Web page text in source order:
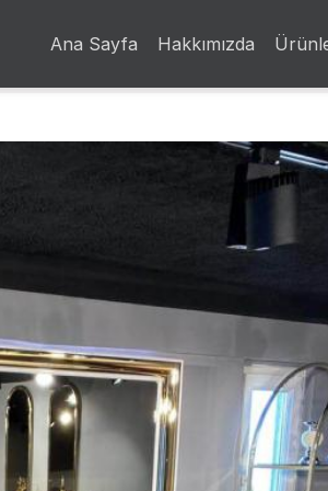
Ana Sayfa Hakkımızda